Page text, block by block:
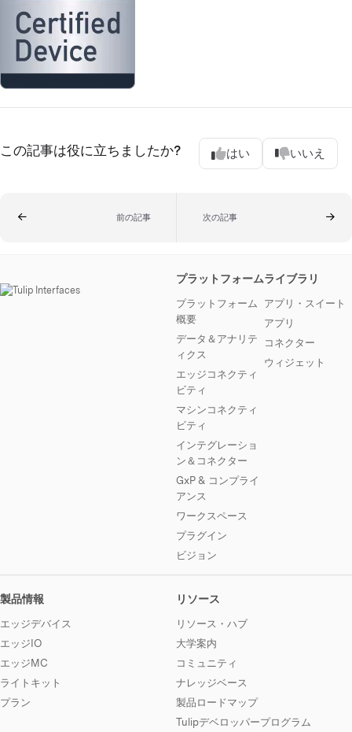
この記事は役に立ちましたか? はい いいえ
前の記事 次の記事
プラットフォーム
プラットフォーム
概要
データ＆アナリテ
ィクス
エッジコネクティ
ビティ
マシンコネクティ
ビティ
インテグレーショ
ン＆コネクター
GxP & コンプライ
アンス
ワークスペース
プラグイン
ビジョン
ライブラリ
アプリ・スイート
アプリ
コネクター
ウィジェット
製品情報
エッジデバイス
エッジIO
エッジMC
ライトキット
プラン
リソース
リソース・ハブ
大学案内
コミュニティ
ナレッジベース
製品ロードマップ
Tulipデベロッパープログラム